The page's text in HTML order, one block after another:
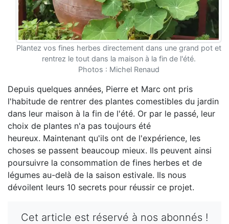
Plantez vos fines herbes directement dans une grand pot et
rentrez le tout dans la maison à la fin de l'été.
Photos : Michel Renaud
Depuis quelques années, Pierre et Marc ont pris
l'habitude de rentrer des plantes comestibles du jardin
dans leur maison à la fin de l'été. Or par le passé, leur
choix de plantes n'a pas toujours été
heureux. Maintenant qu'ils ont de l'expérience, les
choses se passent beaucoup mieux. Ils peuvent ainsi
poursuivre la consommation de fines herbes et de
légumes au-delà de la saison estivale. Ils nous
dévoilent leurs 10 secrets pour réussir ce projet.
Cet article est réservé à nos abonnés !